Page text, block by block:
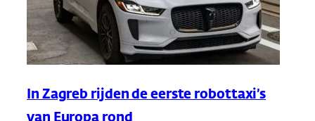
In Zagreb rijden de eerste robottaxi’s
van Europa rond